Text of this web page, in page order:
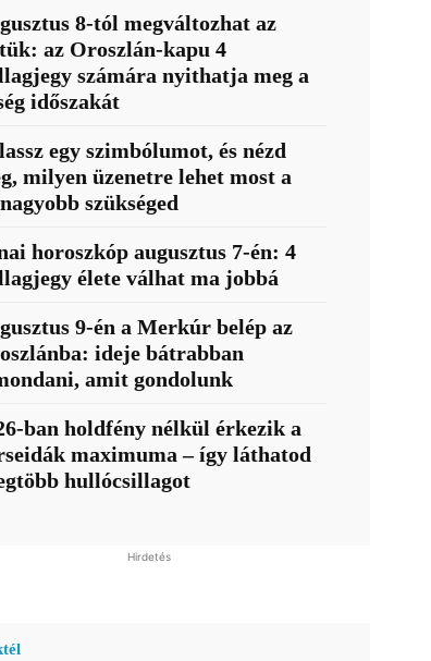
8-tól megváltozhat az
az Oroszlán-kapu 4
számára nyithatja meg a
időszakát
egy szimbólumot, és nézd
milyen üzenetre lehet most a
szükséged
horoszkóp augusztus 7-én: 4
élete válhat ma jobbá
9-én a Merkúr belép az
ideje bátrabban
amit gondolunk
ban holdfény nélkül érkezik a
maximuma – így láthatod
hullócsillagot
Hirdetés